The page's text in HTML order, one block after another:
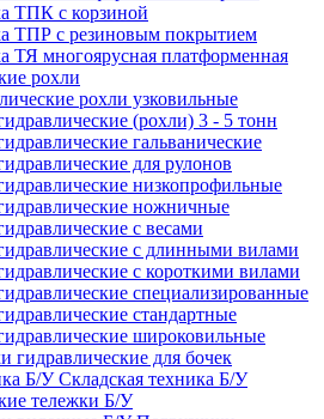
ТПК с корзиной
ТПР с резиновым покрытием
ТЯ многоярусная платформенная
рохли
рохли узковильные
(рохли) 3 - 5 тонн
гальванические
для рулонов
низкопрофильные
ножничные
с весами
с длинными вилами
с короткими вилами
специализированные
стандартные
широковильные
гидравлические для бочек
Складская техника Б/У
тележки Б/У